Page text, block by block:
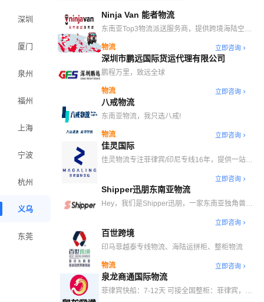
深圳
厦门
泉州
福州
上海
宁波
杭州
义乌
东莞
Ninja Van 能者物流
东南亚Top3物流派送服务商，提供跨境海陆空干
方案
物流 立即咨询
深圳市鹏远国际货运代理有限公司
鹏程万里，致远全球
物流 立即咨询
八戒物流
东南亚物流，我只选八戒!
物流 立即咨询
佳灵国际
佳灵物流专注菲律宾/印尼专线16年，提供一站式
立即咨询
Shipper迅朋东南亚物流
Hey，我们是Shipper迅朋，一家东南亚独角兽物
自营300家仓储中心，主营东南亚头程物流、印尼
海外仓。
立即咨询
百世跨境
印马菲越泰专线物流、海陆运拼柜、整柜物流
物流 立即咨询
泉龙商通国际物流
菲律宾快船：7-12天 可接全国整柜：菲律宾，印